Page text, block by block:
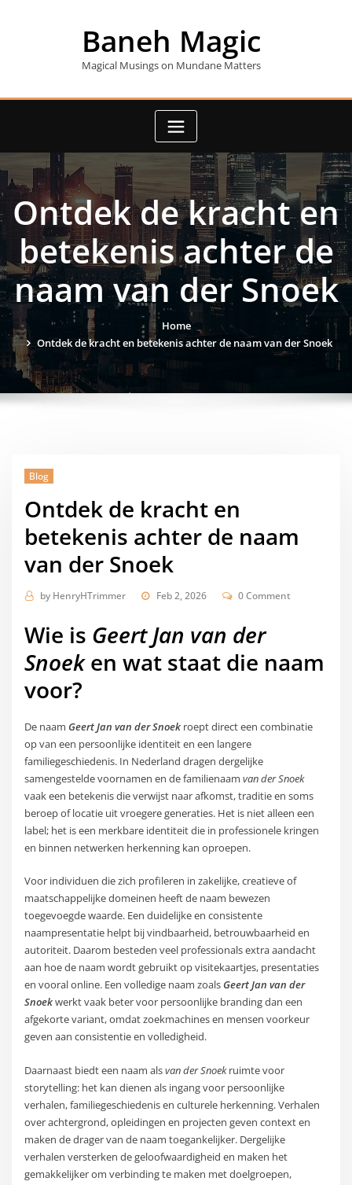
Baneh Magic
Magical Musings on Mundane Matters
Ontdek de kracht en
betekenis achter de
naam van der Snoek
Home
Ontdek de kracht en betekenis achter de naam van der Snoek
Blog
Ontdek de kracht en
betekenis achter de naam
van der Snoek
by HenryHTrimmer Feb 2, 2026 0 Comment
Wie is Geert Jan van der
Snoeken wat staat die naam
voor?
De naam Geert Jan van der Snoek roept direct een combinatie
op van een persoonlijke identiteit en een langere
familiegeschiedenis. In Nederland dragen dergelijke
samengestelde voornamen en de familienaamvan der Snoek
vaak een betekenis die verwijst naar afkomst, traditie en soms
beroep of locatie uit vroegere generaties. Het is niet alleen een
label; het is een merkbare identiteit die in professionele kringen
en binnen netwerken herkenning kan oproepen.
Voor individuen die zich profileren in zakelijke, creatieve of
maatschappelijke domeinen heeft de naam bewezen
toegevoegde waarde. Een duidelijke en consistente
naampresentatie helpt bij vindbaarheid, betrouwbaarheid en
autoriteit. Daarom besteden veel professionals extra aandacht
aan hoe de naam wordt gebruikt op visitekaartjes, presentaties
en vooral online. Een volledige naam zoals Geert Jan van der
Snoekwerkt vaak beter voor persoonlijke branding dan een
afgekorte variant, omdat zoekmachines en mensen voorkeur
geven aan consistentie en volledigheid.
Daarnaast biedt een naam alsvan der Snoekruimte voor
storytelling: het kan dienen als ingang voor persoonlijke
verhalen, familiegeschiedenis en culturele herkenning. Verhalen
over achtergrond, opleidingen en projecten geven context en
maken de drager van de naam toegankelijker. Dergelijke
verhalen versterken de geloofwaardigheid en maken het
gemakkelijker om verbinding te maken met doelgroepen,